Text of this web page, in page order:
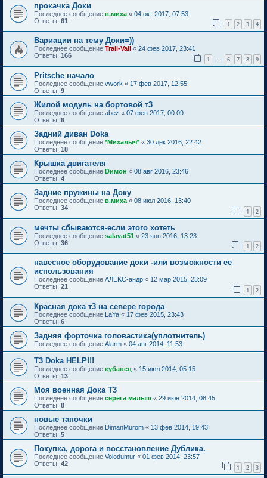
прокачка Доки
Последнее сообщение в.миха « 04 окт 2017, 07:53
Ответы: 61 1 2 3 4
Вариации на тему Доки=))
Последнее сообщение Trali-Vali « 24 фев 2017, 23:41
Ответы: 166 1 … 6 7 8 9
Pritsche начало
Последнее сообщение vwork « 17 фев 2017, 12:55
Ответы: 9
Жилой модуль на бортовой т3
Последнее сообщение abez « 07 фев 2017, 00:09
Ответы: 6
Задний диван Doka
Последнее сообщение *Михалыч*« 30 дек 2016, 22:42
Ответы: 18
Крышка двигателя
Последнее сообщение Dимон « 08 авг 2016, 23:46
Ответы: 4
Задние пружины на Доку
Последнее сообщение в.миха « 08 июл 2016, 13:40
Ответы: 34 1 2
мечты сбываются-если этого хотеть
Последнее сообщение salavat51 « 23 янв 2016, 13:23
Ответы: 36 1 2
навесное оборудование доки -или возможности ее
использования
Последнее сообщение АЛЕKС-андр « 12 мар 2015, 23:09
Ответы: 21 1 2
Красная дока т3 на севере города
Последнее сообщение LaYa « 17 фев 2015, 23:43
Ответы: 6
Задняя форточка головастика(уплотнитель)
Последнее сообщение Alarm « 04 авг 2014, 11:53
Т3 Doka HELP!!!
Последнее сообщение кубанец « 15 июл 2014, 05:15
Ответы: 13
Моя военная Дока Т3
Последнее сообщение серёга малыш « 29 июн 2014, 08:45
Ответы: 8
новые тапочки
Последнее сообщение DimanMurom « 13 фев 2014, 19:43
Ответы: 5
Покупка, дорога и восстановление Дублика.
Последнее сообщение Volodumur « 01 фев 2014, 23:57
Ответы: 42 1 2 3